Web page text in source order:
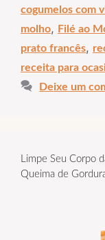
cogumelos com
molho, Filé ao
prato francês,
receita para
Deixe um
Limpe Seu Corpo
Queima de